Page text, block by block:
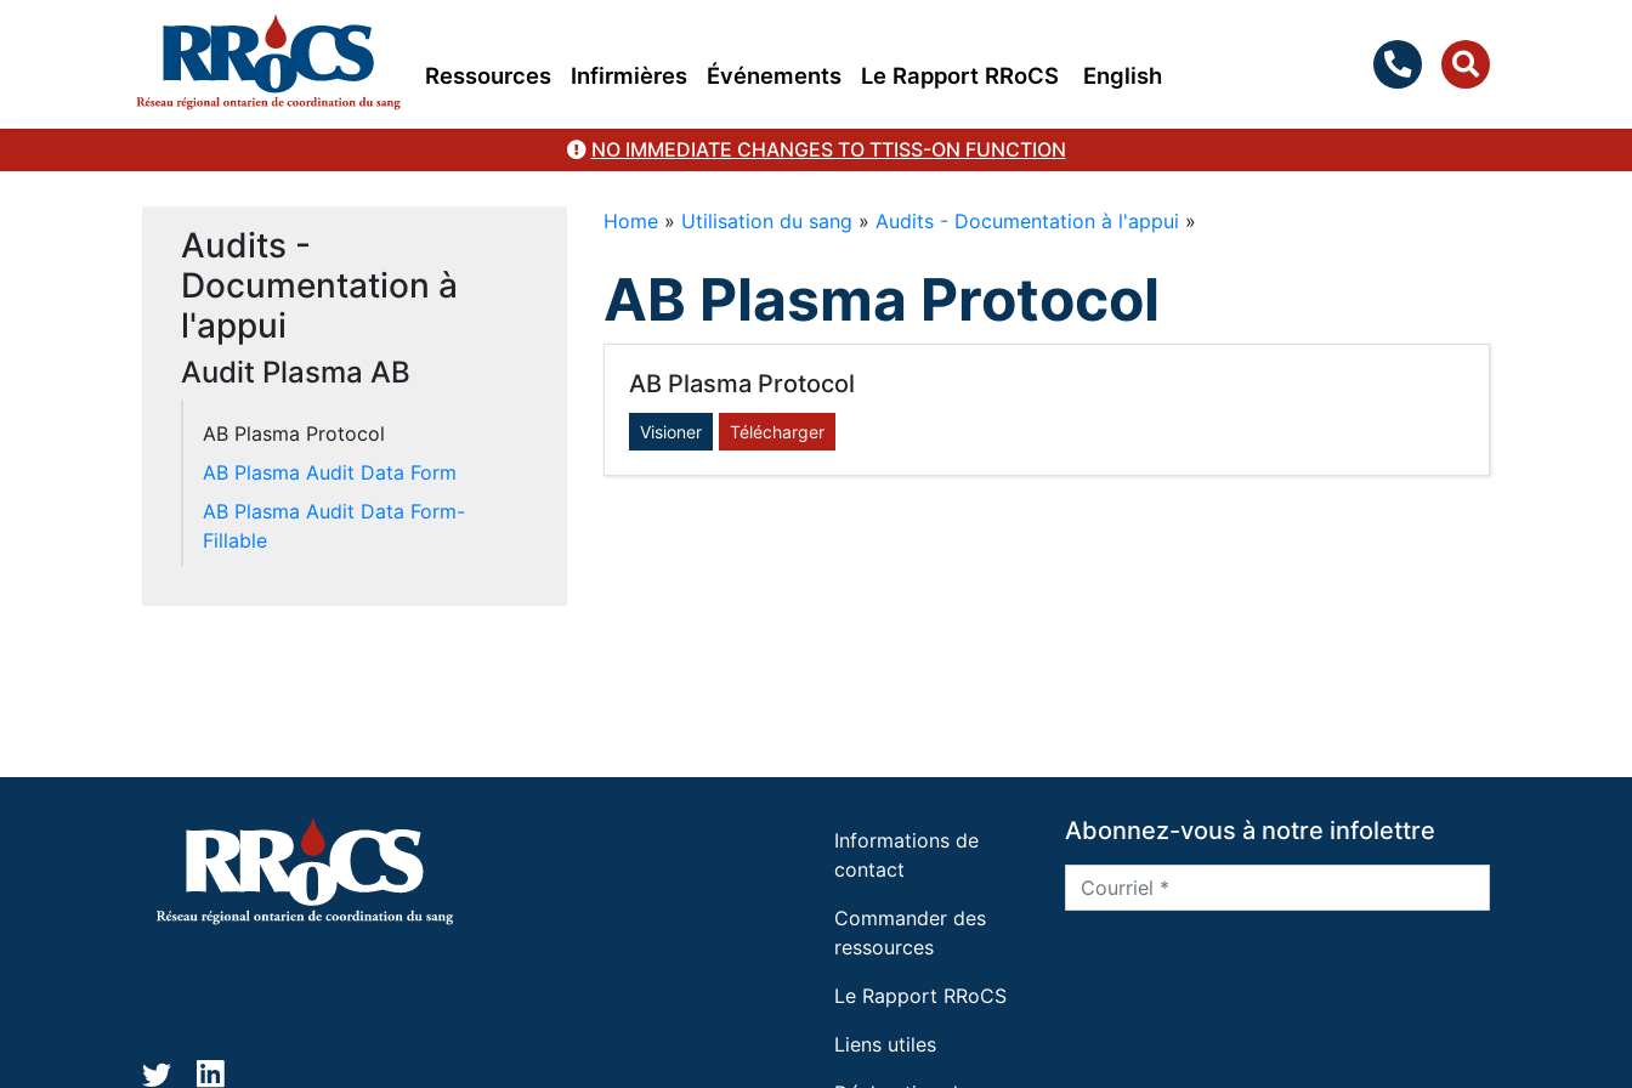
Ressources Infirmières Événements Le Rapport RRoCS English
NO IMMEDIATE CHANGES TO TTISS-ON FUNCTION
Home» Utilisation du sang » Audits - Documentation à l'appui »
AB Plasma Protocol
AB Plasma Protocol
Visioner Télécharger
Audits -
Documentation à
l'appui
Audit Plasma AB
AB Plasma Protocol
AB Plasma Audit Data Form
AB Plasma Audit Data Form-
Fillable
Informations de
contact
Commander des
ressources
Le Rapport RRoCS
Liens utiles
Abonnez-vous à notre infolettre